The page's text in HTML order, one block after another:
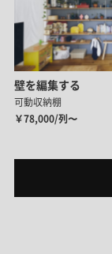
壁を編集する
可動収納棚
￥78,000/列〜